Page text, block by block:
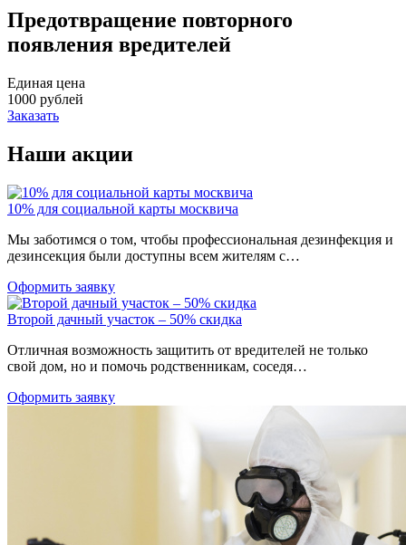
Предотвращение повторного
появления вредителей
Единая цена
1000 рублей
Заказать
Наши акции
10% для социальной карты москвича
Мы заботимся о том, чтобы профессиональная дезинфекция и
дезинсекция были доступны всем жителям с…
Оформить заявку
Второй дачный участок – 50% скидка
Отличная возможность защитить от вредителей не только
свой дом, но и помочь родственникам, соседя…
Оформить заявку